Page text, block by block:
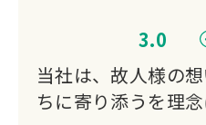
3.0
当社は、故人様の
ちに寄り添うを理